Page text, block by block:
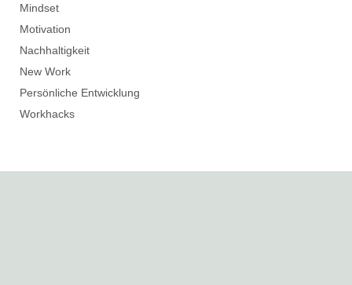
Mindset
Motivation
Nachhaltigkeit
New Work
Persönliche Entwicklung
Workhacks